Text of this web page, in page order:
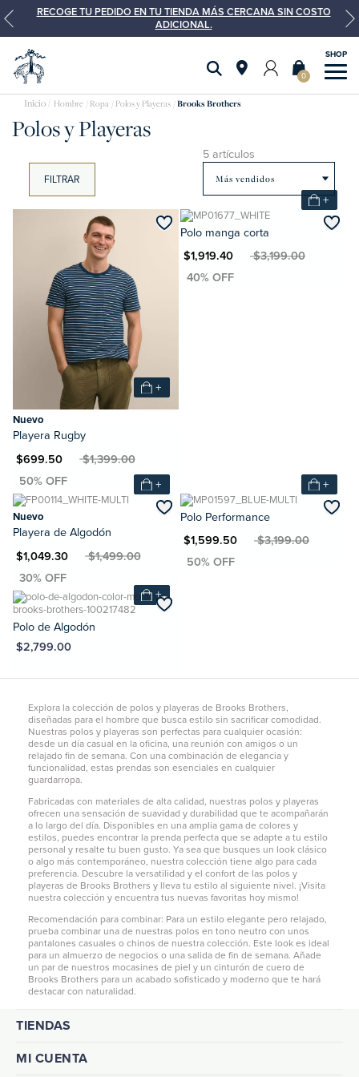
RECOGE TU PEDIDO EN TU TIENDA MÁS CERCANA SIN COSTO
ADICIONAL.
0
polo Hombre Ropa Polos y Playeras Brooks Brothers
Polos y Playeras
FILTRAR
5 artículos
+
Nuevo
Playera Rugby
$699.50MXN $1,399.00
+
Polo manga corta
MXN $1,919.40MXN $3,199.00
+
Nuevo
Playera de Algodón
$1,049.30MXN $1,499.00
+
Polo Performance
MXN $1,599.50MXN $3,199.00
+
Polo de Algodón
$2,799.00
Explora la colección de polos y playeras de Brooks Brothers,
diseñadas para el hombre que busca estilo sin sacrificar comodidad.
Nuestras polos y playeras son perfectas para cualquier ocasión:
desde un día casual en la oficina, una reunión con amigos o un
relajado fin de semana. Con una combinación de elegancia y
funcionalidad, estas prendas son esenciales en cualquier
guardarropa.
Fabricadas con materiales de alta calidad, nuestras polos y playeras
ofrecen una sensación de suavidad y durabilidad que te acompañarán
a lo largo del día. Disponibles en una amplia gama de colores y
estilos, puedes encontrar la prenda perfecta que se adapte a tu estilo
personal y resalte tu buen gusto. Ya sea que busques un look clásico
o algo más contemporáneo, nuestra colección tiene algo para cada
preferencia. Descubre la versatilidad y el confort de las polos y
playeras de Brooks Brothers y lleva tu estilo al siguiente nivel. ¡Visita
nuestra colección y encuentra tus nuevas favoritas hoy mismo!
Recomendación para combinar: Para un estilo elegante pero relajado,
prueba combinar una de nuestras polos en tono neutro con unos
pantalones casuales o chinos de nuestra colección. Este look es ideal
para un almuerzo de negocios o una salida de fin de semana. Añade
un par de nuestros mocasines de piel y un cinturón de cuero de
Brooks Brothers para un acabado sofisticado y moderno que te hará
destacar con naturalidad.
TIENDAS
MI CUENTA